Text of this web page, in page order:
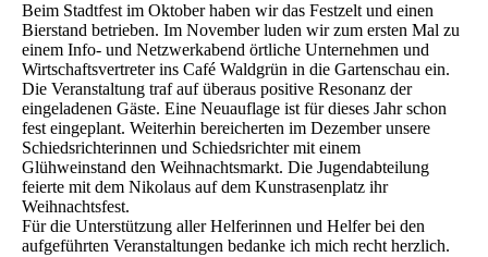
Beim Stadtfest im Oktober haben wir das Festzelt und einen
Bierstand betrieben. Im November luden wir zum ersten Mal zu
einem Info- und Netzwerkabend örtliche Unternehmen und
Wirtschaftsvertreter ins Café Waldgrün in die Gartenschau ein.
Die Veranstaltung traf auf überaus positive Resonanz der
eingeladenen Gäste. Eine Neuauflage ist für dieses Jahr schon
fest eingeplant. Weiterhin bereicherten im Dezember unsere
Schiedsrichterinnen und Schiedsrichter mit einem
Glühweinstand den Weihnachtsmarkt. Die Jugendabteilung
feierte mit dem Nikolaus auf dem Kunstrasenplatz ihr
Weihnachtsfest.
Für die Unterstützung aller Helferinnen und Helfer bei den
aufgeführten Veranstaltungen bedanke ich mich recht herzlich.